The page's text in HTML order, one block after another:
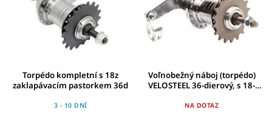
Torpédo kompletní s 18z
zaklapávacím pastorkem 36d
3 - 10 DNÍ
Voľnobežný náboj (torpédo)
VELOSTEEL 36-dierový, s 18-
NA DOTAZ